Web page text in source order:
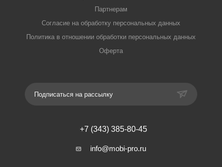
Партнерам
Согласие на обработку персональных данных
Политика в отношении обработки персональных данных
Оферта
Подписаться на рассылку
+7 (343) 385-80-45
info@mobi-pro.ru